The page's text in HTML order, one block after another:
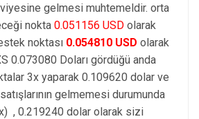
gelmesi muhtemeldir. orta
nokta 0.051156 USD olarak
noktası 0.054810 USD olarak
0.073080 Doları gördüğü anda
3x yaparak 0.109620 dolar ve
gelmemesi durumunda
, 0.219240 dolar olarak sizi